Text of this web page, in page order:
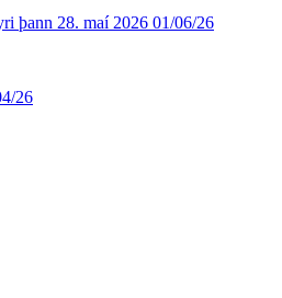
þann 28. maí 2026 01/06/26
26